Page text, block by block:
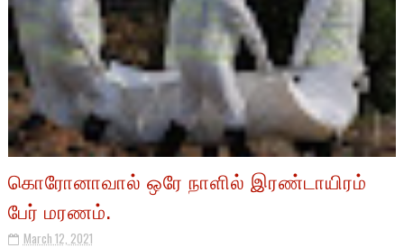
கொரோனாவால் ஒரே நாளில் இரண்டாயிரம்
பேர் மரணம்.
March 12, 2021